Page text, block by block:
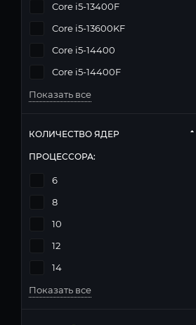
Core i5-13400F
Core i5-13600KF
Core i5-14400
Core i5-14400F
Показать все
КОЛИЧЕСТВО ЯДЕР
ПРОЦЕССОРА:
6
8
10
12
14
Показать все